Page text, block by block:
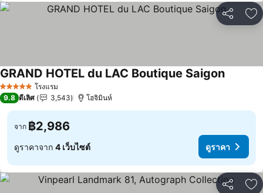
แชร์ เ
5 ดาว โรงแรม
GRAND HOTEL du LAC Boutique Saigonดูราคา
9.8 ดีเลิศ 3,543 โฮจิมินห์
จาก ฿2,986
ดูราคาจาก 4 เว็บไซต์ ดูราคา
แชร์ เ